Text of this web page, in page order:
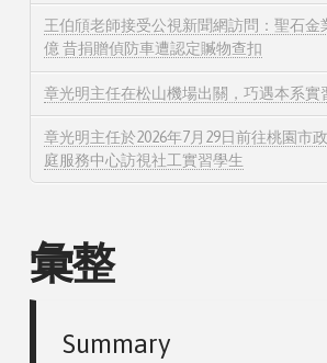
王伯頎老師接受公視新聞網訪問：聖石金
億 昔捐贈偵防車遭認定贓物查扣
章光明主任在松山機場出關，巧遇本系實
章光明主任於2026年7月29日前往桃園市
庭服務中心訪視社工實習學生
彙整
Summary